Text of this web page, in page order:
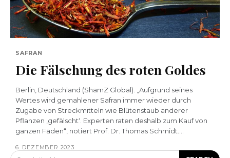
SAFRAN
Die Fälschung des roten Goldes
Berlin, Deutschland (ShamZ Global). „Aufgrund seines
Wertes wird gemahlener Safran immer wieder durch
Zugabe von Streckmitteln wie Blütenstaub anderer
Pflanzen ‚gefälscht‘. Experten raten deshalb zum Kauf von
ganzen Fäden“, notiert Prof. Dr. Thomas Schmidt....
6. DEZEMBER 2023